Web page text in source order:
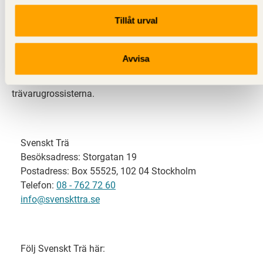
Tillåt urval
Avvisa
Svenskt Trä representerar svensk sågverksindustri
och är en del av branschorganisationen
svensk limträ-, KL-trä- och förpackningsindustri samt
trävarugrossisterna.
Svenskt Trä
Besöksadress: Storgatan 19
Postadress: Box 55525, 102 04 Stockholm
Telefon: 08 - 762 72 60
info@svenskttra.se
Följ Svenskt Trä här: